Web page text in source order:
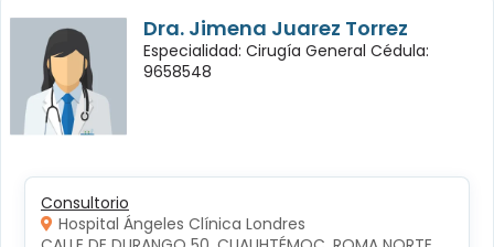
Dra. Jimena Juarez Torrez
Especialidad: Cirugía General Cédula:
9658548
Consultorio
Hospital Ángeles Clínica Londres